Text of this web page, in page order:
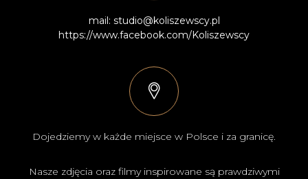
mail: studio@koliszewscy.pl
https://www.facebook.com/Koliszewscy
Dojedziemy w każde miejsce w Polsce i za granicę.
Nasze zdjęcia oraz filmy inspirowane są prawdziwymi